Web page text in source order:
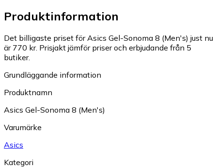
Produktinformation
Det billigaste priset för Asics Gel-Sonoma 8 (Men's) just nu
är 770 kr. Prisjakt jämför priser och erbjudande från 5
butiker.
Grundläggande information
Produktnamn
Asics Gel-Sonoma 8 (Men's)
Varumärke
Asics
Kategori